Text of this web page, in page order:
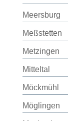
Meersburg
Meßstetten
Metzingen
Mitteltal
Möckmühl
Möglingen